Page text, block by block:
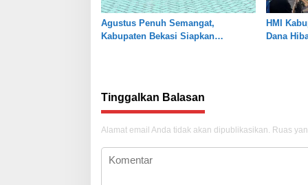
Agustus Penuh Semangat,
Kabupaten Bekasi Siapkan
HMI
Dana
Tinggalkan Balasan
Alamat email Anda tidak akan dipublikasikan. Ruas